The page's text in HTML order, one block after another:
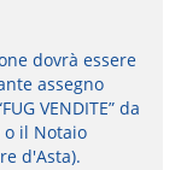
dovrà essere
assegno
VENDITE” da
il Notaio
d'Asta).